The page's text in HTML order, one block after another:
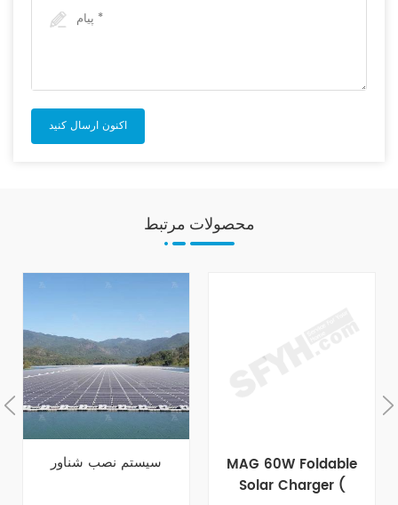
محصولات مرتبط
سیستم نصب شناور
MAG 60W Foldable
Solar Charger (